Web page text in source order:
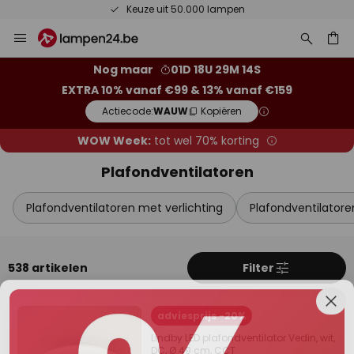
Keuze uit 50.000 lampen
naar
Nog maar
01D 18U 29M 13S
EXTRA 10% vanaf €99 & 13% vanaf €159
Actiecode:WAUW Kopiëren
WOW Week:tot wel 70% korting
Plafondventilatoren
Plafondventilatoren met verlichting
538 artikelen Filter
adviesprijs -20%
Lindby LED plafondventilator Vedin, wit,
DC, Ø 49 cm, CCT
Extra korting
10% kortingvanaf €99
13% kortingvanaf €159
op bijna alles*